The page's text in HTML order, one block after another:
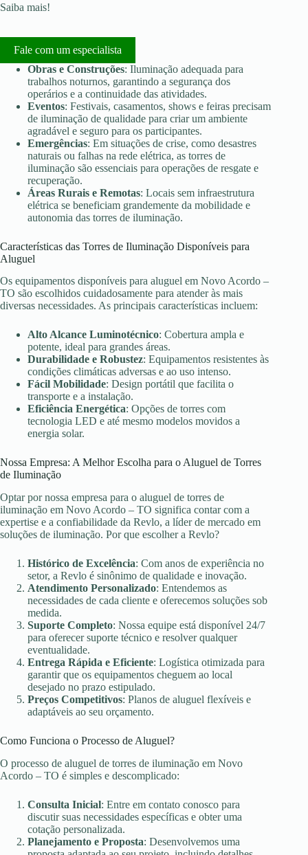
Saiba mais!
Fale com um especialista
Obras e Construções: Iluminação adequada para
trabalhos noturnos, garantindo a segurança dos
operários e a continuidade das atividades.
Eventos: Festivais, casamentos, shows e feiras precisam
de iluminação de qualidade para criar um ambiente
agradável e seguro para os participantes.
Emergências: Em situações de crise, como desastres
naturais ou falhas na rede elétrica, as torres de
iluminação são essenciais para operações de resgate e
recuperação.
Áreas Rurais e Remotas: Locais sem infraestrutura
elétrica se beneficiam grandemente da mobilidade e
autonomia das torres de iluminação.
Características das Torres de Iluminação Disponíveis para
Aluguel
Os equipamentos disponíveis para aluguel em Novo Acordo –
TO são escolhidos cuidadosamente para atender às mais
diversas necessidades. As principais características incluem:
Alto Alcance Luminotécnico: Cobertura ampla e
potente, ideal para grandes áreas.
Durabilidade e Robustez: Equipamentos resistentes às
condições climáticas adversas e ao uso intenso.
Fácil Mobilidade: Design portátil que facilita o
transporte e a instalação.
Eficiência Energética: Opções de torres com
tecnologia LED e até mesmo modelos movidos a
energia solar.
Nossa Empresa: A Melhor Escolha para o Aluguel de Torres
de Iluminação
Optar por nossa empresa para o aluguel de torres de
iluminação em Novo Acordo – TO significa contar com a
expertise e a confiabilidade da Revlo, a líder de mercado em
soluções de iluminação. Por que escolher a Revlo?
Histórico de Excelência: Com anos de experiência no
setor, a Revlo é sinônimo de qualidade e inovação.
Atendimento Personalizado: Entendemos as
necessidades de cada cliente e oferecemos soluções sob
medida.
Suporte Completo: Nossa equipe está disponível 24/7
para oferecer suporte técnico e resolver qualquer
eventualidade.
Entrega Rápida e Eficiente: Logística otimizada para
garantir que os equipamentos cheguem ao local
desejado no prazo estipulado.
Preços Competitivos: Planos de aluguel flexíveis e
adaptáveis ao seu orçamento.
Como Funciona o Processo de Aluguel?
O processo de aluguel de torres de iluminação em Novo
Acordo – TO é simples e descomplicado:
Consulta Inicial: Entre em contato conosco para
discutir suas necessidades específicas e obter uma
cotação personalizada.
Planejamento e Proposta: Desenvolvemos uma